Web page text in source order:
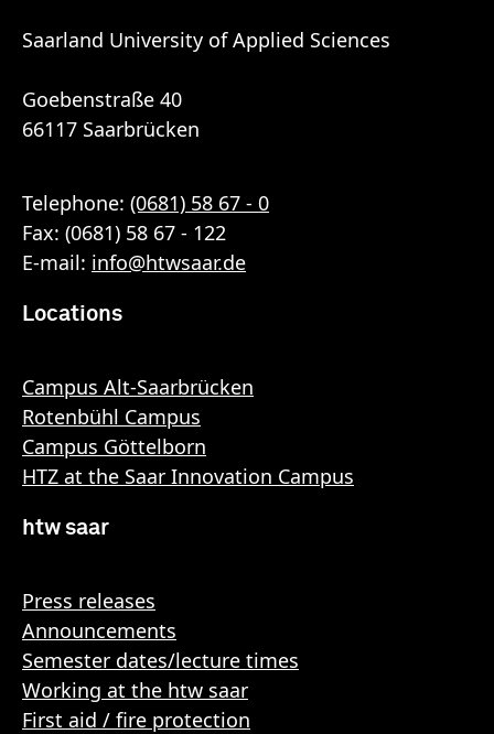
Saarland University of Applied Sciences
Goebenstraße 40
66117 Saarbrücken
Telephone: (0681) 58 67 - 0
Fax: (0681) 58 67 - 122
E-mail: info@htwsaar.de
Locations
Campus Alt-Saarbrücken
Rotenbühl Campus
Campus Göttelborn
HTZ at the Saar Innovation Campus
htw saar
Press releases
Announcements
Semester dates/lecture times
Working at the htw saar
First aid / fire protection